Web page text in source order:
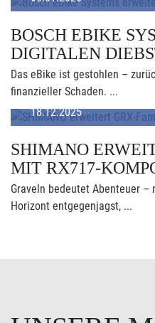
BOSCH EBIKE
DIGITALEN
Das eBike ist gestohlen –
finanzieller Schaden. ...
18.12.2025
SHIMANO
MIT RX717-
Graveln bedeutet Abenteuer –
Horizont entgegenjagst, ...